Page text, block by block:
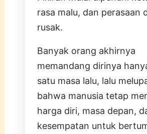
rasa malu, dan perasaan
rusak.
Banyak orang akhirnya
memandang dirinya
satu masa lalu, lalu
bahwa manusia tetap
harga diri, masa depan,
kesempatan untuk